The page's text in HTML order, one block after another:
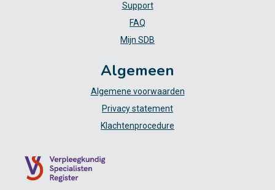
Support
FAQ
Mijn SDB
Algemeen
Algemene voorwaarden
Privacy statement
Klachtenprocedure